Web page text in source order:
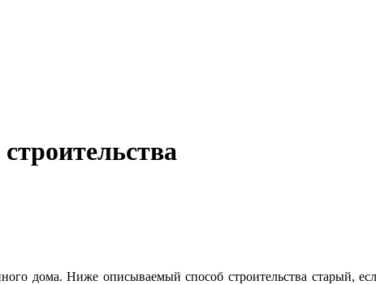
дома. Ниже описываемый способ строительства старый,